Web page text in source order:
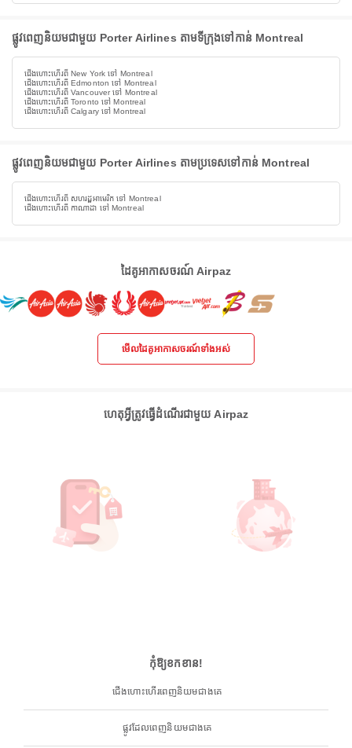
ផ្លូវពេញនិយមជាមួយ Porter Airlines តាមទីក្រុងទៅកាន់ Montreal
ជើងហោះហើរពី New York ទៅ Montreal
ជើងហោះហើរពី Edmonton ទៅ Montreal
ជើងហោះហើរពី Vancouver ទៅ Montreal
ជើងហោះហើរពី Toronto ទៅ Montreal
ជើងហោះហើរពី Calgary ទៅ Montreal
ផ្លូវពេញនិយមជាមួយ Porter Airlines តាមប្រទេសទៅកាន់ Montreal
ជើងហោះហើរពី សហរដ្ឋអាមេរិក ទៅ Montreal
ជើងហោះហើរពី កាណាដា ទៅ Montreal
ដៃគូអាកាសចរណ៍ Airpaz
មើលដៃគូអាកាសចរណ៍ទាំងអស់
ហេតុអ្វីត្រូវធ្វើដំណើរជាមួយ Airpaz
កុំឱ្យខកខាន!
ជើងហោះហើរពេញនិយមជាងគេ
ផ្លូវដែលពេញនិយមជាងគេ